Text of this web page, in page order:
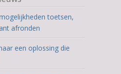
toetsen,
afronden
een oplossing die